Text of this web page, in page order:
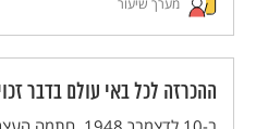
טובה צריך להיות רק אזרחים
רצוי גם לעשות דברים לפנים
מערך שיעור
ההכרזה לכל באי עולם בדבר